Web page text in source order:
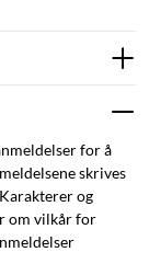
Apples 140
av
for å
skrives
og
om vilkår for